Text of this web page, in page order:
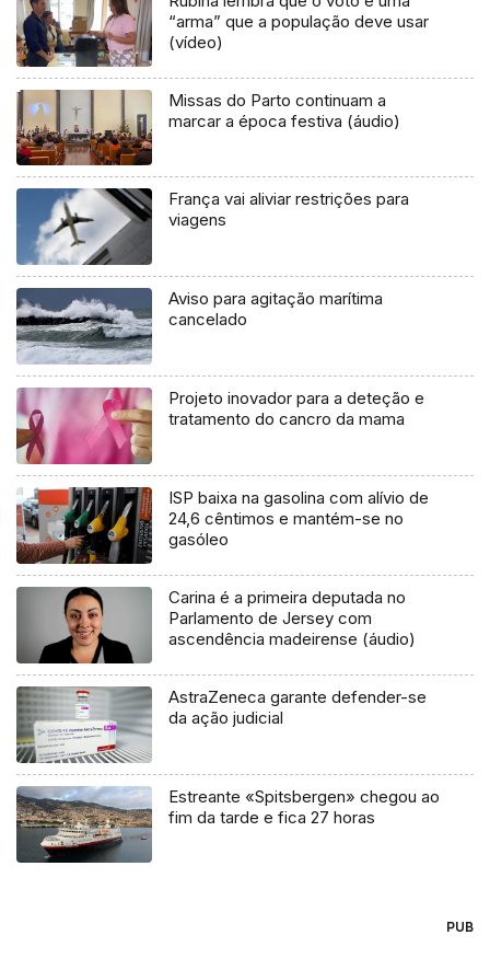
“arma” que a população deve usar
(vídeo)
Missas do Parto continuam a
marcar a época festiva (áudio)
França vai aliviar restrições para
viagens
Aviso para agitação marítima
cancelado
Projeto inovador para a deteção e
tratamento do cancro da mama
ISP baixa na gasolina com alívio de
24,6 cêntimos e mantém-se no
gasóleo
Carina é a primeira deputada no
Parlamento de Jersey com
ascendência madeirense (áudio)
AstraZeneca garante defender-se
da ação judicial
Estreante «Spitsbergen» chegou ao
fim da tarde e fica 27 horas
PUB